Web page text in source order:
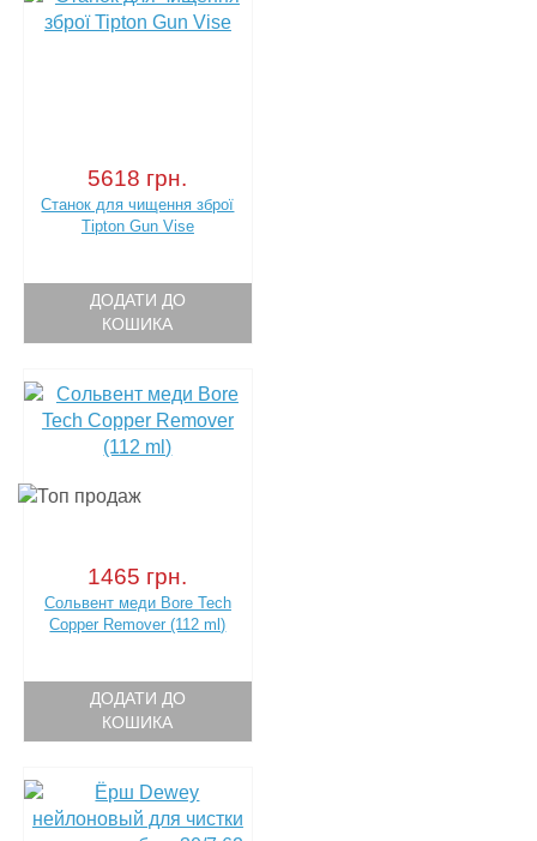
5618 грн.
Станок для чищення зброї
Tipton Gun Vise
ДОДАТИ ДО
КОШИКА
1465 грн.
Сольвент меди Bore Tech
Copper Remover (112 ml)
ДОДАТИ ДО
КОШИКА